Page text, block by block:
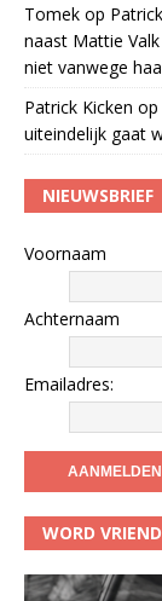
Tomek op
naast Mattie
niet vanwege
Patrick Kicken op
uiteindelijk gaat
NIEUWSBRIEF
Voornaam
Achternaam
Emailadres:
WORD